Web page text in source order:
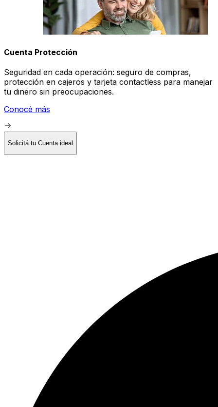
Cuenta Protección
Seguridad en cada operación: seguro de compras,
protección en cajeros y tarjeta contactless para manejar
tu dinero sin preocupaciones.
Conocé más
Solicitá tu Cuenta ideal